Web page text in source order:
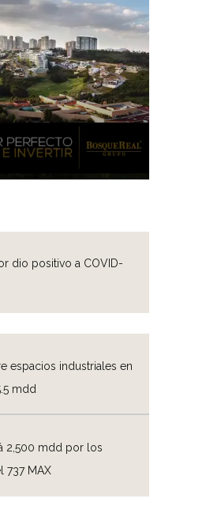
dio positivo a COVID-
espacios industriales en
mdd
2,500 mdd por los
737 MAX